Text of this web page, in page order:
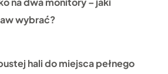
wybrać?
hali do miejsca pełnego